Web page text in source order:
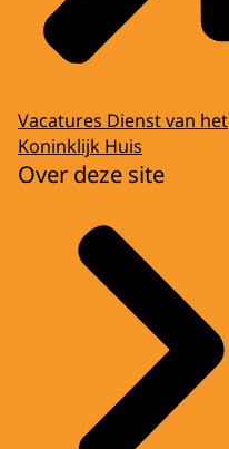
Vacatures Dienst van het
Koninklijk Huis
Over deze site